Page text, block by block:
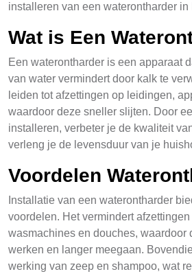
installeren van een waterontharder in
Wat is Een
Een waterontharder is een apparaat
van water vermindert door kalk te
leiden tot afzettingen op leidingen,
waardoor deze sneller slijten. Door
installeren, verbeter je de kwaliteit
verleng je de levensduur van je
Voordelen
Installatie van een waterontharder
voordelen. Het vermindert
wasmachines en douches, waardoor
werken en langer meegaan.
werking van zeep en shampoo, wat